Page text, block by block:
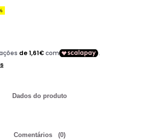
Dados do produto
Comentários (0)